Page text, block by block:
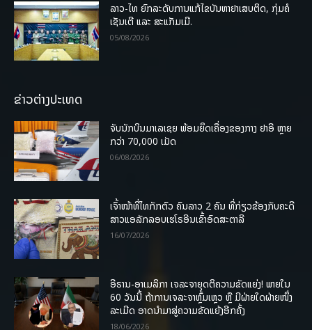
ລາວ-ໄທ ຍົກລະດັບການແກ້ໄຂບັນຫາຢາເສບຕິດ, ກຸ່ມຄໍ
ເຊັນເຕີ ແລະ ສະແກັມເມີ.
05/08/2026
ຂ່າວຕ່າງປະເທດ
ຈັບນັກບິນມາເລເຊຍ ພ້ອມຍຶດເຄື່ອງຂອງກາງ ຢາອີ ຫຼາຍ
ກວ່າ 70,000 ເມັດ
06/08/2026
ເຈົ້າໜ້າທີ່ໄທກັກຕົວ ຄົນລາວ 2 ຄົນ ທີ່ກ່ຽວຂ້ອງກັບຄະດີ
ສາວແອລັກລອບເຮໂຣອີນເຂົ້າອົດສະຕາລີ
16/07/2026
ອີຣານ-ອາເມລິກາ ເຈລະຈາຍຸດຕິຄວາມຂັດແຍ່ງ! ພາຍໃນ
60 ວັນນີ້ ຖ້າການເຈລະຈາຫຼົ້ມເຫຼວ ຫຼື ມີຝ່າຍໃດຝ່າຍໜຶ່ງ
ລະເມີດ ອາດນໍາມາສູ່ຄວາມຂັດແຍ້ງອີກຄັ້ງ
18/06/2026